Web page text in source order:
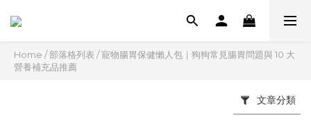
Home /部落格列表 /寵物腸胃保健懶人包｜狗狗常見腸胃問題與 10 大
營養補充品推薦
文章分類